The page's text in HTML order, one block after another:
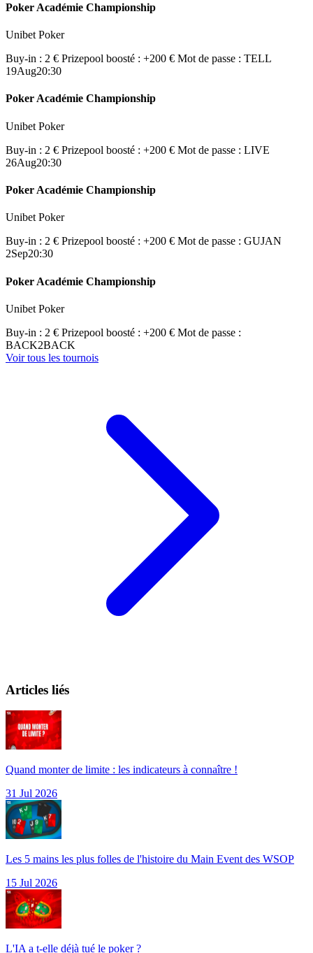
Poker Académie Championship
Unibet Poker
Buy-in : 2 € Prizepool boosté : +200 € Mot de passe : TELL
19Aug20:30
Poker Académie Championship
Unibet Poker
Buy-in : 2 € Prizepool boosté : +200 € Mot de passe : LIVE
26Aug20:30
Poker Académie Championship
Unibet Poker
Buy-in : 2 € Prizepool boosté : +200 € Mot de passe : GUJAN
2Sep20:30
Poker Académie Championship
Unibet Poker
Buy-in : 2 € Prizepool boosté : +200 € Mot de passe :
BACK2BACK
Voir tous les tournois
Articles liés
Quand monter de limite : les indicateurs à connaître !
31 Jul 2026
Les 5 mains les plus folles de l'histoire du Main Event des WSOP
15 Jul 2026
L'IA a t-elle déjà tué le poker ?